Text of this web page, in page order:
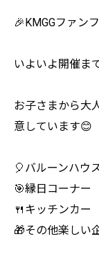
🎉KMGGファン
いよいよ開催ま
お子さまから大
意しています😊
🎈バルーンハウ
🎯縁日コーナー
🍴キッチンカー
🎁その他楽しい